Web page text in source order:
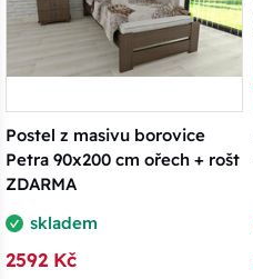
Postel z masivu borovice
Petra 90x200 cm ořech + rošt
ZDARMA
skladem
2592 Kč